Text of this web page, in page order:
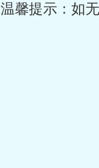
温馨提示：如